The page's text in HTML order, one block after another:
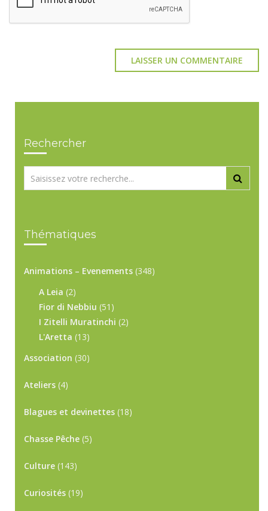
Rechercher
Thématiques
Animations – Evenements (348)
A Leia (2)
Fior di Nebbiu (51)
I Zitelli Muratinchi (2)
L'Aretta (13)
Association (30)
Ateliers (4)
Blagues et devinettes (18)
Chasse Pêche (5)
Culture (143)
Curiosités (19)